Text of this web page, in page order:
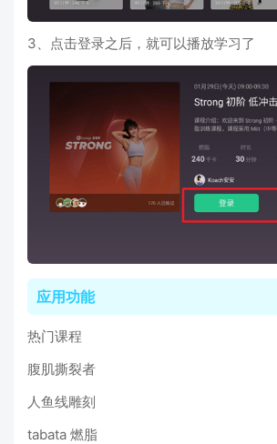
3、点击登录之后，就可以播放学习了
应用功能
热门课程
腹肌撕裂者
人鱼线雕刻
tabata 燃脂